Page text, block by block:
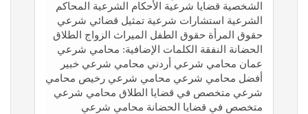
الشخصية قضايا شرعية الأحكام الشرعية المحاكم
الشرعية استشارات شرعية تمثيل قضائي شرعي
حقوق المرأة حقوق الطفل الميراث الزواج الطلاق
الحضانة النفقة الكلمات الإضافية: محامي شرعي
عمان محامي شرعي أردني محامي شرعي خبير
أفضل محامي شرعي محامي شرعي رخيص محامي
شرعي متخصص في قضايا الطلاق محامي شرعي
متخصص في قضايا الحضانة محامي شرعي